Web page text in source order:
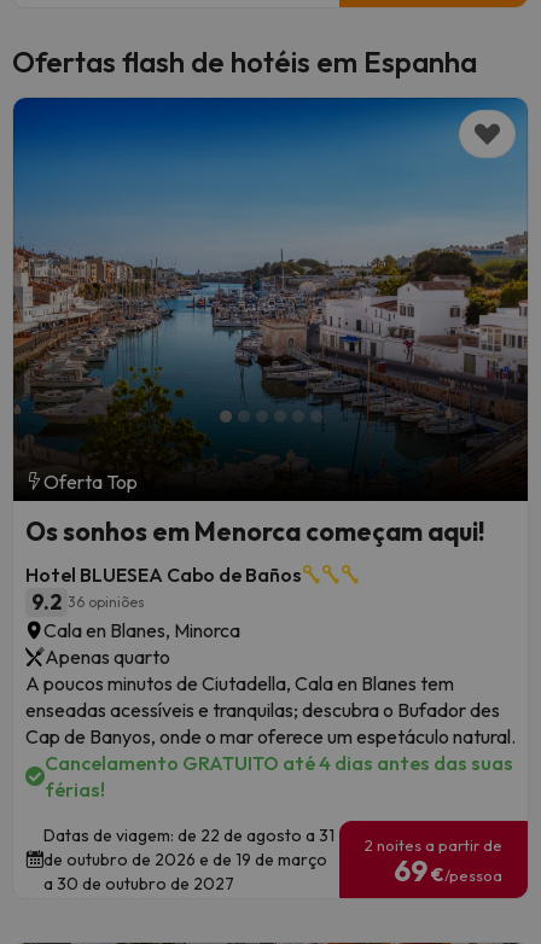
Ofertas flash de hotéis em Espanha
Oferta Top
Os sonhos em Menorca começam aqui!
Hotel BLUESEA Cabo de Baños
9.2 36 opiniões
Cala en Blanes, Minorca
Apenas quarto
A poucos minutos de Ciutadella, Cala en Blanes tem
enseadas acessíveis e tranquilas; descubra o Bufador des
Cap de Banyos, onde o mar oferece um espetáculo natural.
Cancelamento GRATUITO até 4 dias antes das suas
férias!
Datas de viagem: de 22 de agosto a 31
de outubro de 2026 e de 19 de março
a 30 de outubro de 2027
2 noites a partir de
69€/pessoa